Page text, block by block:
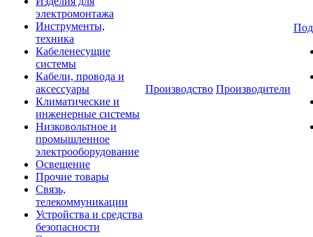
электромонтажа
Инструменты,
техника
Кабеленесущие
системы
Кабели, провода и
аксессуары
Климатические и
инженерные системы
Низковольтное и
промышленное
электрооборудование
Освещение
Прочие товары
Связь,
телекоммуникации
Устройства и средства
безопасности
Производство Производители